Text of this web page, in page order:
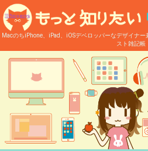
MacのちiPhone、iPad、iOSデベロッパーなデザイナ
スト雑記帳